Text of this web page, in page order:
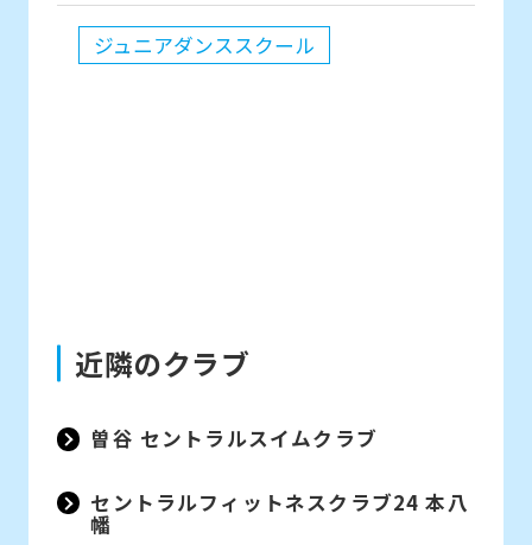
ジュニアダンススクール
近隣のクラブ
曽谷 セントラルスイムクラブ
セントラルフィットネスクラブ24 本八
幡